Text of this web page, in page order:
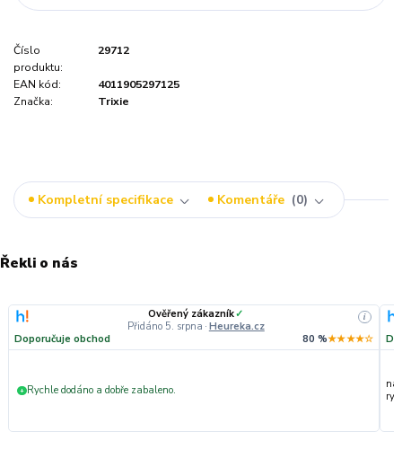
Číslo
produktu:
29712
EAN kód:
4011905297125
Značka:
Trixie
Kompletní specifikace Komentáře 0
Řekli o nás
Ověřený zákazník✓
Přidáno 5. srpna · Heureka.cz
i
Doporučuje obchod 80 %★★★★☆
+ Rychle dodáno a dobře zabaleno.